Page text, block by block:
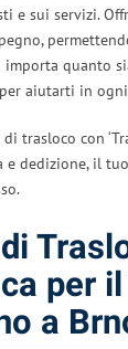
e sui servizi.
importa quanto
aiutarti in
trasloco con
e dedizione, il
per
a